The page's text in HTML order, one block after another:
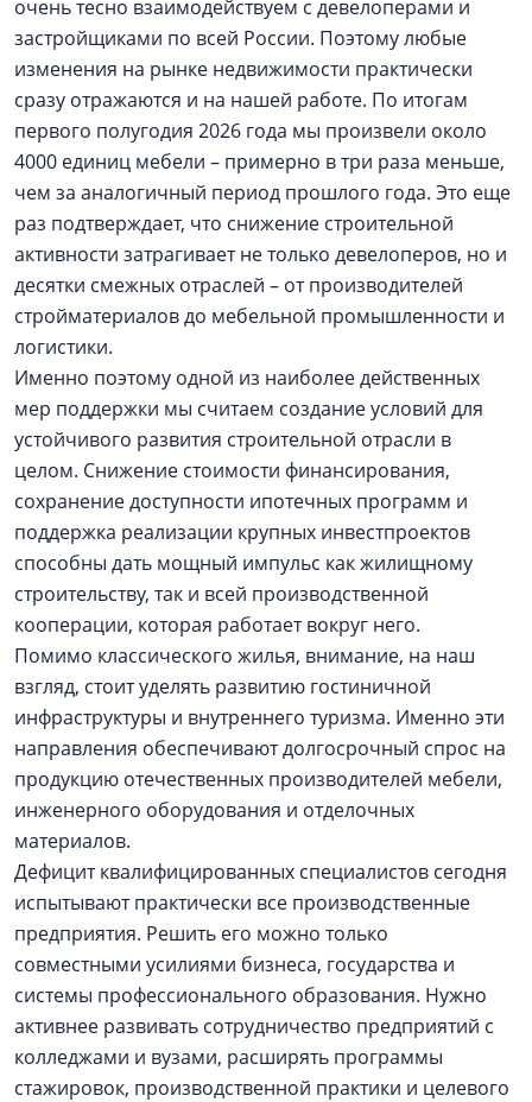
очень тесно взаимодействуем с девелоперами и
застройщиками по всей России. Поэтому любые
изменения на рынке недвижимости практически
сразу отражаются и на нашей работе. По итогам
первого полугодия 2026 года мы произвели около
4000 единиц мебели – примерно в три раза меньше,
чем за аналогичный период прошлого года. Это еще
раз подтверждает, что снижение строительной
активности затрагивает не только девелоперов, но и
десятки смежных отраслей – от производителей
стройматериалов до мебельной промышленности и
логистики.
Именно поэтому одной из наиболее действенных
мер поддержки мы считаем создание условий для
устойчивого развития строительной отрасли в
целом. Снижение стоимости финансирования,
сохранение доступности ипотечных программ и
поддержка реализации крупных инвестпроектов
способны дать мощный импульс как жилищному
строительству, так и всей производственной
кооперации, которая работает вокруг него.
Помимо классического жилья, внимание, на наш
взгляд, стоит уделять развитию гостиничной
инфраструктуры и внутреннего туризма. Именно эти
направления обеспечивают долгосрочный спрос на
продукцию отечественных производителей мебели,
инженерного оборудования и отделочных
материалов.
Дефицит квалифицированных специалистов сегодня
испытывают практически все производственные
предприятия. Решить его можно только
совместными усилиями бизнеса, государства и
системы профессионального образования. Нужно
активнее развивать сотрудничество предприятий с
колледжами и вузами, расширять программы
стажировок, производственной практики и целевого